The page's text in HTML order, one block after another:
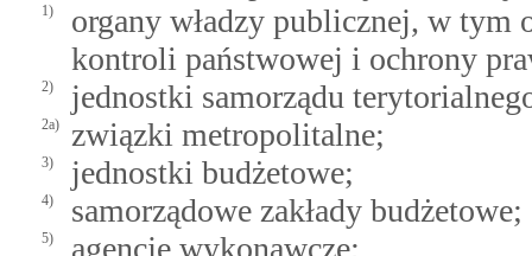
1)
organy władzy publicznej, w tym
kontroli państwowej i ochrony
2) jednostki samorządu
2a) związki metropolitalne;
3) jednostki budżetowe;
4) samorządowe zakłady budżetowe;
5) agencje wykonawcze;